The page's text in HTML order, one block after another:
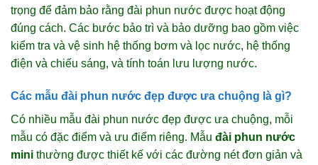
trọng để đảm bảo rằng đài phun nước được hoạt động
đúng cách. Các bước bảo trì và bảo dưỡng bao gồm việc
kiểm tra và vệ sinh hệ thống bơm và lọc nước, hệ thống
điện và chiếu sáng, và tính toán lưu lượng nước.
Các mẫu đài phun nước đẹp được ưa chuộng là gì?
Có nhiều mẫu đài phun nước đẹp được ưa chuộng, mỗi
mẫu có đặc điểm và ưu điểm riêng. Mẫu đài phun nước
mini thường được thiết kế với các đường nét đơn giản và